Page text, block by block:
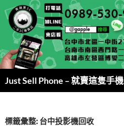
至
內
容
Just Sell Phone – 就賣這隻手
尋
標籤彙整: 台中投影機回收